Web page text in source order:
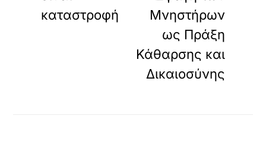
καταστροφή
Μνηστήρων
ως Πράξη
Κάθαρσης και
Δικαιοσύνης